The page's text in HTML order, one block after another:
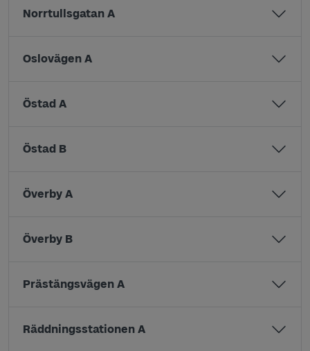
Norrtullsgatan A
Oslovägen A
Östad A
Östad B
Överby A
Överby B
Prästängsvägen A
Räddningsstationen A